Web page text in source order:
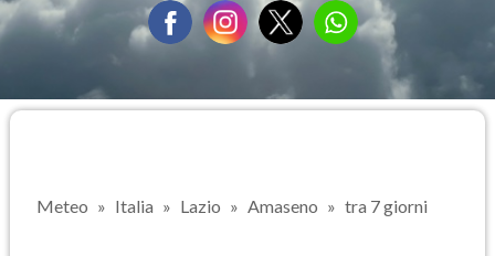
Meteo Italia Lazio Amaseno tra 7 giorni